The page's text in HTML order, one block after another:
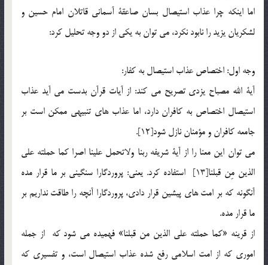
اما اينكه چرا عذاب استيصال بسان صاعقة آسماني قاتلان امام حسين و
لشكريان يزيد را نابود نكرد، مي توان به يكي از دو وجه تحليل كرد:
وجه اول: اختصاص عذاب استيصال به كفار:
آية الله مصباح يزدي تصريح مي كند: از آيات قرآن بدست مي آيد عذاب
استيصال اختصاص به كافران دارد، اما عذاب هاي تنبيهي ممكن است بر
جامعه كافران و مؤمنان نازل شود[12].
مي توان اين معنا را از آية شريفه ربنا ولاتحمل علينا اصرا كما حملته علي
الذين مِن قبلنا[13] استفاده كرد. يعني: پروردگارا سنگيني بر ما قرار مده
آنگونه كه بر امت هاي پيشين قرار دادي، پروردگارا آنچه را طاقت نداريم بر
ما قرار مده.
از قرينه «كما حملته علي الذين من قبلنا» فهميده مي شود که از جمله
اموري كه از امت اسلامي رفع شده عذاب استيصال است، و تفسيري كه